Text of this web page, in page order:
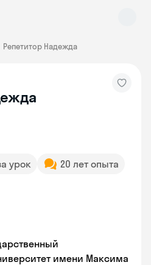
Репетитор Надежда
урок
20 лет опыта
имени Максима